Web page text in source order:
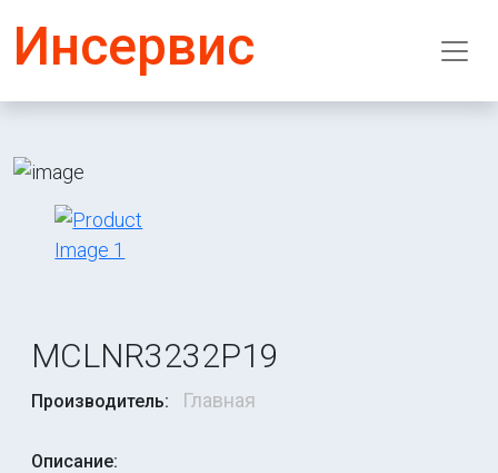
Инсервис
MCLNR3232P19
Производитель: Главная
Описание: